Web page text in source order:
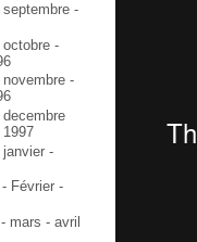
-
-
-
janvier -
Février -
mars - avril